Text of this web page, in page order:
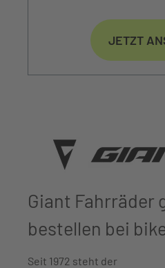
Giant Fahrräder
bestellen bei
Seit 1972 steht der
JETZT